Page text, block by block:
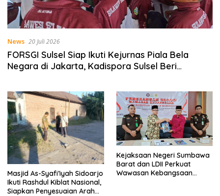
News 20 Juli 2026
FORSGI Sulsel Siap Ikuti Kejurnas Piala Bela
Negara di Jakarta, Kadispora Sulsel Beri
Masjid As-Syafi’iyah Sidoarjo
Ikuti Rashdul Kiblat Nasional,
Siapkan Penyesuaian Arah
Kejaksaan Negeri Sumbawa
Barat dan LDII Perkuat
Wawasan Kebangsaan